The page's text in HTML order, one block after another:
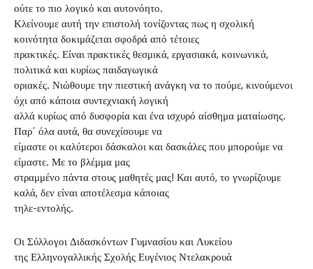
ούτε το πιο λογικό και αυτονόητο.
Κλείνουμε αυτή την επιστολή τονίζοντας πως η σχολική
κοινότητα δοκιμάζεται σφοδρά από τέτοιες
πρακτικές. Είναι πρακτικές θεσμικά, εργασιακά, κοινωνικά,
πολιτικά και κυρίως παιδαγωγικά
οριακές. Νιώθουμε την πιεστική ανάγκη να το πούμε, κινούμενοι
όχι από κάποια συντεχνιακή λογική
αλλά κυρίως από δυσφορία και ένα ισχυρό αίσθημα ματαίωσης.
Παρ΄ όλα αυτά, θα συνεχίσουμε να
είμαστε οι καλύτεροι δάσκαλοι και δασκάλες που μπορούμε να
είμαστε. Με το βλέμμα μας
στραμμένο πάντα στους μαθητές μας! Και αυτό, το γνωρίζουμε
καλά, δεν είναι αποτέλεσμα κάποιας
τηλε-εντολής.
Οι Σύλλογοι Διδασκόντων Γυμνασίου και Λυκείου
της Ελληνογαλλικής Σχολής Ευγένιος Ντελακρουά